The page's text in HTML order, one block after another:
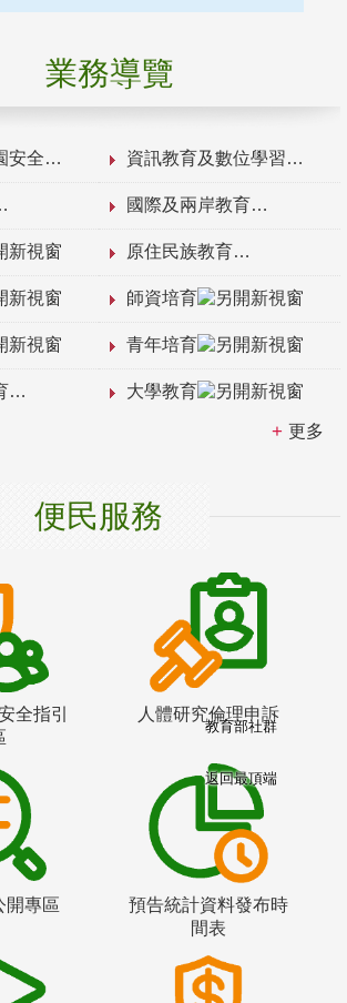
業務導覽
安全 資訊教育及數位學習
國際及兩岸教育
原住民族教育
師資培育
青年培育
大學教育
更多
便民服務
全指引
人體研究倫理申訴
開專區
預告統計資料發布時
間表
教育部社群
返回最頂端